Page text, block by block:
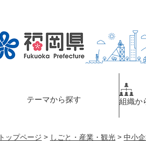
テーマから探す 組織か
トップページ > しごと・産業・観光 > 中小